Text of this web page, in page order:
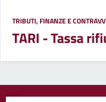
TRIBUTI, FINANZE E
TARI - Tassa